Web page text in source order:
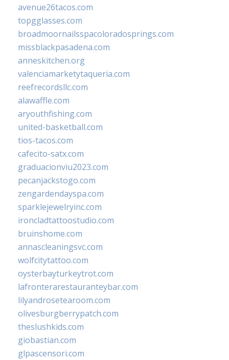
avenue26tacos.com
topgglasses.com
broadmoornailsspacoloradosprings.com
missblackpasadena.com
anneskitchen.org
valenciamarketytaqueria.com
reefrecordsllc.com
alawaffle.com
aryouthfishing.com
united-basketball.com
tios-tacos.com
cafecito-satx.com
graduacionviu2023.com
pecanjackstogo.com
zengardendayspa.com
sparklejewelryinc.com
ironcladtattoostudio.com
bruinshome.com
annascleaningsvc.com
wolfcitytattoo.com
oysterbayturkeytrot.com
lafronterarestauranteybar.com
lilyandrosetearoom.com
olivesburgberrypatch.com
theslushkids.com
giobastian.com
glpascensori.com